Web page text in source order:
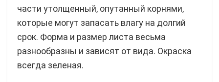
части утолщенный, опутанный корнями,
которые могут запасать влагу на долгий
срок. Форма и размер листа весьма
разнообразны и зависят от вида. Окраска
всегда зеленая.